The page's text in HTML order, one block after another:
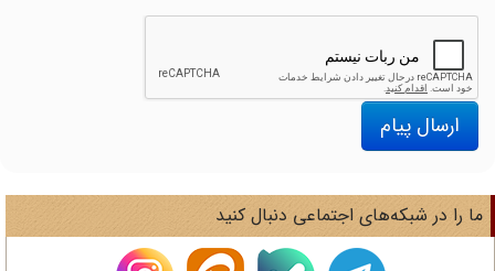
ارسال پیام
را در شبکه‌های اجتماعی دنبال کنید